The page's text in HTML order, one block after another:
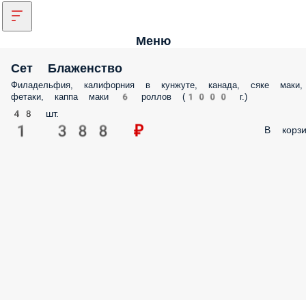
Меню
Сет Блаженство
Филадельфия, калифорния в кунжуте, канада, сяке маки,
фетаки, каппа маки 6 роллов (1000 г.)
48 шт.
1 388 ₽ В